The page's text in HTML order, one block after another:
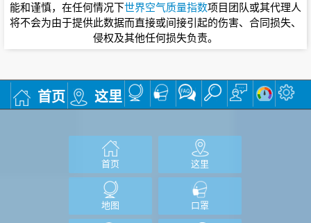
能和谨慎，在任何情况下世界空气质量指数项目团队或其代理人
将不会为由于提供此数据而直接或间接引起的伤害、合同损失、
侵权及其他任何损失负责。
首页 这里
首页 这里
地图 口罩